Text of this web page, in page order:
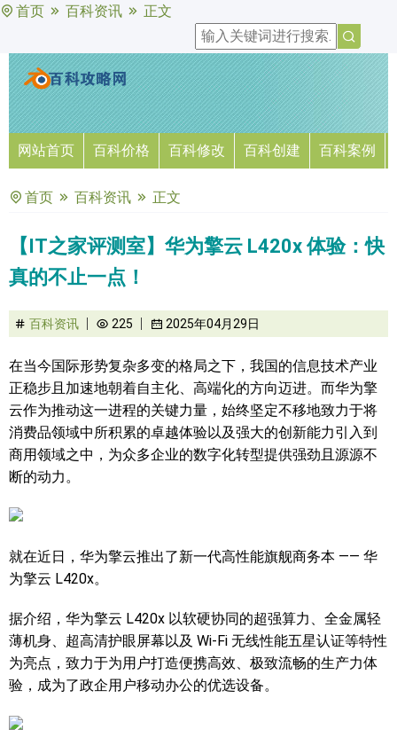
首页 百科资讯 正文
网站首页 百科价格 百科修改 百科创建 百科案例
首页 百科资讯 正文
【IT之家评测室】华为擎云 L420x 体验：快
真的不止一点！
百科资讯 225 2025年04月29日
在当今国际形势复杂多变的格局之下，我国的信息技术产业
正稳步且加速地朝着自主化、高端化的方向迈进。而华为擎
云作为推动这一进程的关键力量，始终坚定不移地致力于将
消费品领域中所积累的卓越体验以及强大的创新能力引入到
商用领域之中，为众多企业的数字化转型提供强劲且源源不
断的动力。
就在近日，华为擎云推出了新一代高性能旗舰商务本 —— 华
为擎云 L420x。
据介绍，华为擎云 L420x 以软硬协同的超强算力、全金属轻
薄机身、超高清护眼屏幕以及 Wi-Fi 无线性能五星认证等特性
为亮点，致力于为用户打造便携高效、极致流畅的生产力体
验，成为了政企用户移动办公的优选设备。